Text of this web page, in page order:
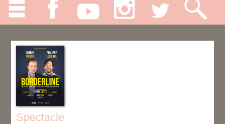
Spectacle